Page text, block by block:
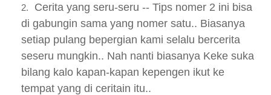
Cerita yang seru-seru -- Tips nomer 2 ini bisa
di gabungin sama yang nomer satu.. Biasanya
setiap pulang bepergian kami selalu bercerita
seseru mungkin.. Nah nanti biasanya Keke suka
bilang kalo kapan-kapan kepengen ikut ke
tempat yang di ceritain itu..